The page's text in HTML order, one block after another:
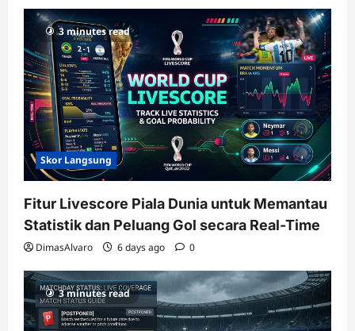
3 minutes read
Skor Langsung
Fitur Livescore Piala Dunia untuk Memantau
Statistik dan Peluang Gol secara Real-Time
DimasAlvaro 6 days ago 0
3 minutes read